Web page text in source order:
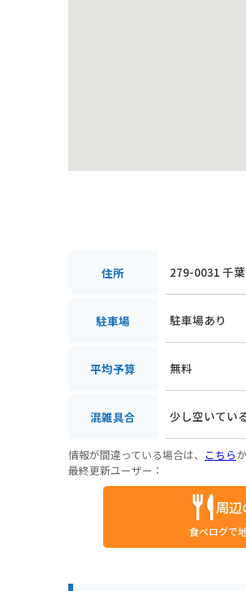
住所 279-0031 千
駐車場 駐車場あり
平均予算 無料
混雑具合 少し空いてい
情報が間違っている場合は、 こちら
最終更新ユーザー：
周辺
食べログで